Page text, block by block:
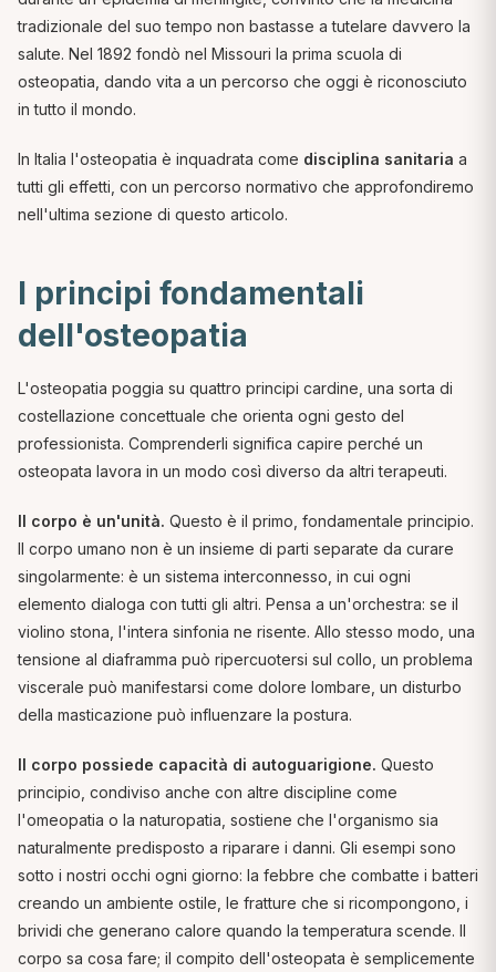
tradizionale del suo tempo non bastasse a tutelare davvero la
salute. Nel 1892 fondò nel Missouri la prima scuola di
osteopatia, dando vita a un percorso che oggi è riconosciuto
in tutto il mondo.
In Italia l'osteopatia è inquadrata come disciplina sanitaria a
tutti gli effetti, con un percorso normativo che approfondiremo
nell'ultima sezione di questo articolo.
I principi fondamentali
dell'osteopatia
L'osteopatia poggia su quattro principi cardine, una sorta di
costellazione concettuale che orienta ogni gesto del
professionista. Comprenderli significa capire perché un
osteopata lavora in un modo così diverso da altri terapeuti.
Il corpo è un'unità. Questo è il primo, fondamentale principio.
Il corpo umano non è un insieme di parti separate da curare
singolarmente: è un sistema interconnesso, in cui ogni
elemento dialoga con tutti gli altri. Pensa a un'orchestra: se il
violino stona, l'intera sinfonia ne risente. Allo stesso modo, una
tensione al diaframma può ripercuotersi sul collo, un problema
viscerale può manifestarsi come dolore lombare, un disturbo
della masticazione può influenzare la postura.
Il corpo possiede capacità di autoguarigione. Questo
principio, condiviso anche con altre discipline come
l'omeopatia o la naturopatia, sostiene che l'organismo sia
naturalmente predisposto a riparare i danni. Gli esempi sono
sotto i nostri occhi ogni giorno: la febbre che combatte i batteri
creando un ambiente ostile, le fratture che si ricompongono, i
brividi che generano calore quando la temperatura scende. Il
corpo sa cosa fare; il compito dell'osteopata è semplicemente